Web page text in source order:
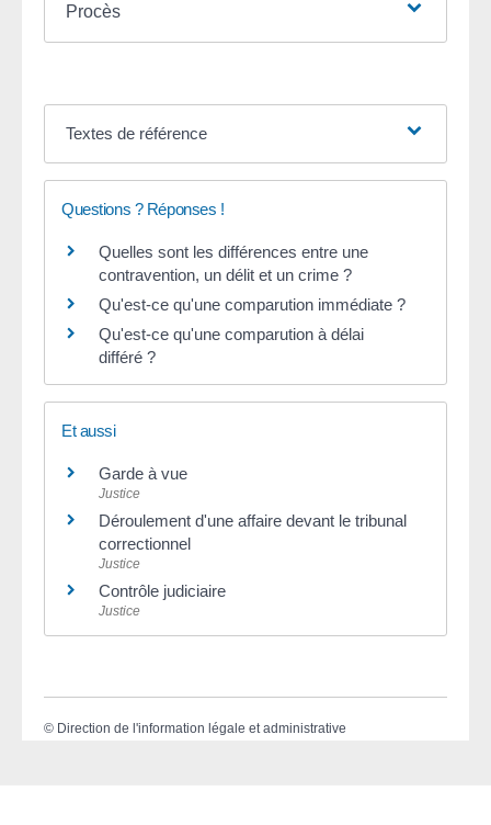
Procès
Textes de référence
Questions ? Réponses !
Quelles sont les différences entre une
contravention, un délit et un crime ?
Qu'est-ce qu'une comparution immédiate ?
Qu'est-ce qu'une comparution à délai
différé ?
Et aussi
Garde à vue
Justice
Déroulement d'une affaire devant le tribunal
correctionnel
Justice
Contrôle judiciaire
Justice
© Direction de l'information légale et administrative